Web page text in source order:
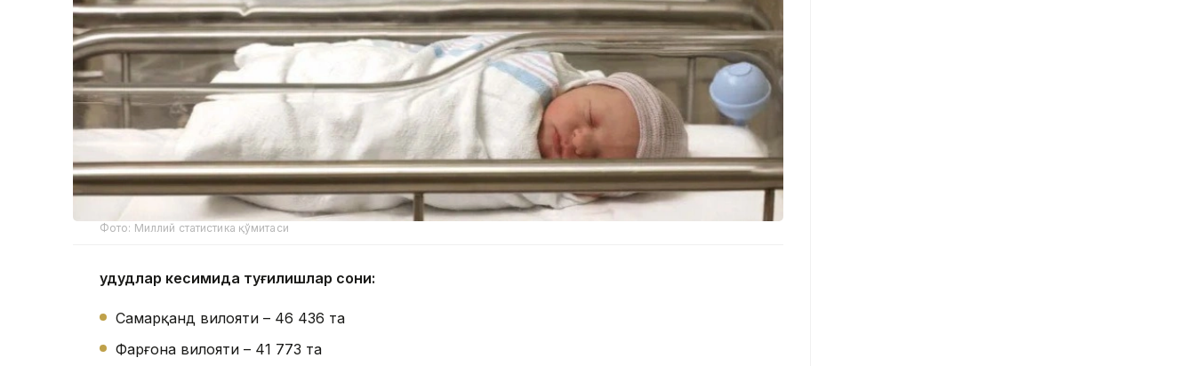
Фото: Миллий статистика қўмитаси
Ҳудудлар кесимида туғилишлар сони:
Самарқанд вилояти – 46 436 та
Фарғона вилояти – 41 773 та